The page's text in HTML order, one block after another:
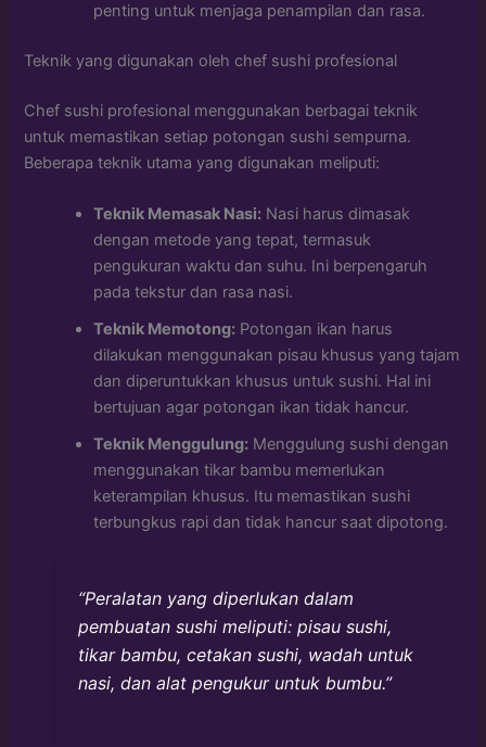
penting untuk menjaga penampilan dan rasa.
Teknik yang digunakan oleh chef sushi profesional
Chef sushi profesional menggunakan berbagai teknik
untuk memastikan setiap potongan sushi sempurna.
Beberapa teknik utama yang digunakan meliputi:
Teknik Memasak Nasi: Nasi harus dimasak
dengan metode yang tepat, termasuk
pengukuran waktu dan suhu. Ini berpengaruh
pada tekstur dan rasa nasi.
Teknik Memotong: Potongan ikan harus
dilakukan menggunakan pisau khusus yang tajam
dan diperuntukkan khusus untuk sushi. Hal ini
bertujuan agar potongan ikan tidak hancur.
Teknik Menggulung: Menggulung sushi dengan
menggunakan tikar bambu memerlukan
keterampilan khusus. Itu memastikan sushi
terbungkus rapi dan tidak hancur saat dipotong.
“Peralatan yang diperlukan dalam
pembuatan sushi meliputi: pisau sushi,
tikar bambu, cetakan sushi, wadah untuk
nasi, dan alat pengukur untuk bumbu.”